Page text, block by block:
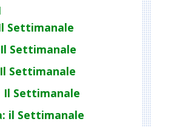
Settimanale
Settimanale
Settimanale
Il Settimanale
il Settimanale